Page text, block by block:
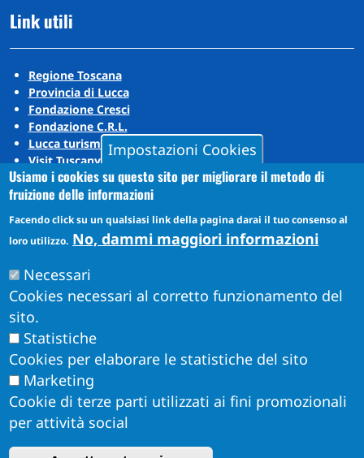
Link utili
Regione Toscana
Provincia di Lucca
Fondazione Cresci
Fondazione C.R.L.
Lucca turismo
Visit Tuscany
Puccini Lands
Social media
YouTube
Impostazioni Cookies
Usiamo i cookies su questo sito per migliorare il metodo di
fruizione delle informazioni
Facendo click su un qualsiasi link della pagina darai il tuo consenso al
loro utilizzo. No, dammi maggiori informazioni
Necessari
Cookies necessari al corretto funzionamento del
sito.
Statistiche
Cookies per elaborare le statistiche del sito
Marketing
Cookie di terze parti utilizzati ai fini promozionali
per attività social